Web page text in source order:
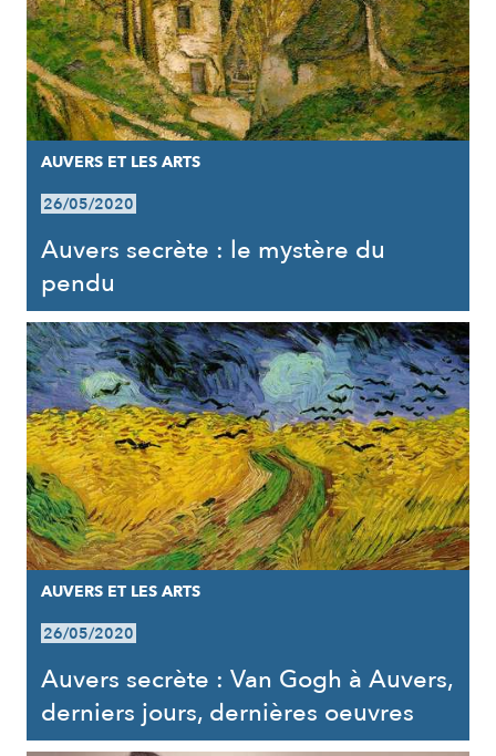
AUVERS ET LES ARTS
26/05/2020
Auvers secrète : le mystère du
pendu
AUVERS ET LES ARTS
26/05/2020
Auvers secrète : Van Gogh à Auvers,
derniers jours, dernières oeuvres